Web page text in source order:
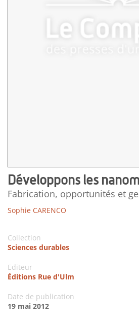
Développons les
Fabrication, opportunités et
Sophie CARENCO
Collection
Sciences durables
Editeur
Éditions Rue d'Ulm
Date de publication
19 mai 2012